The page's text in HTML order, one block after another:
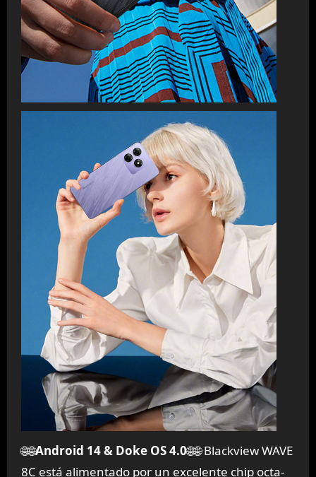
🌐🌐Android 14 & Doke OS 4.0🌐🌐 Blackview WAVE
8C está alimentado por un excelente chip octa-